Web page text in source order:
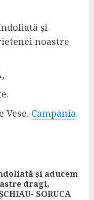
și
noastre
,
Vese. Campania
și aducem
dragi,
SORUCA